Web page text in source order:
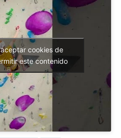
cookies de
este contenido